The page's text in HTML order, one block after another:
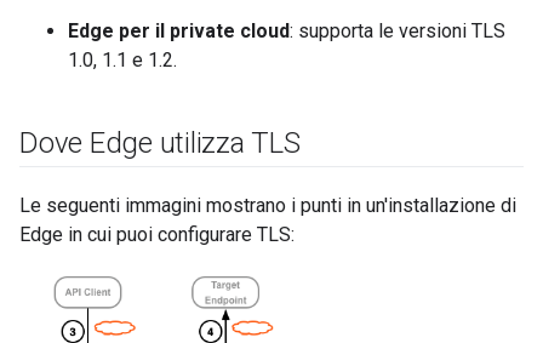
Edge per il private cloud: supporta le versioni TLS
1.0, 1.1 e 1.2.
Dove Edge utilizza TLS
Le seguenti immagini mostrano i punti in un'installazione di
Edge in cui puoi configurare TLS: